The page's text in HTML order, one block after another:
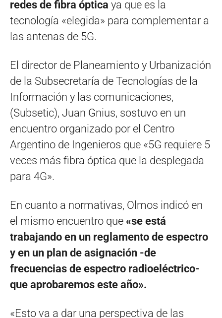
redes de fibra óptica ya que es la
tecnología «elegida» para complementar a
las antenas de 5G.
El director de Planeamiento y Urbanización
de la Subsecretaría de Tecnologías de la
Información y las comunicaciones,
(Subsetic), Juan Gnius, sostuvo en un
encuentro organizado por el Centro
Argentino de Ingenieros que «5G requiere 5
veces más fibra óptica que la desplegada
para 4G».
En cuanto a normativas, Olmos indicó en
el mismo encuentro que «se está
trabajando en un reglamento de espectro
y en un plan de asignación -de
frecuencias de espectro radioeléctrico-
que aprobaremos este año».
«Esto va a dar una perspectiva de las